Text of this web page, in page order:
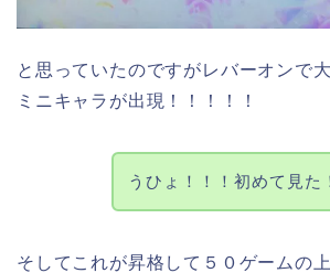
と思っていたのですがレバーオンで
ミニキャラが出現！！！！！
うひょ！！！初めて見た
そしてこれが昇格して５０ゲームの上